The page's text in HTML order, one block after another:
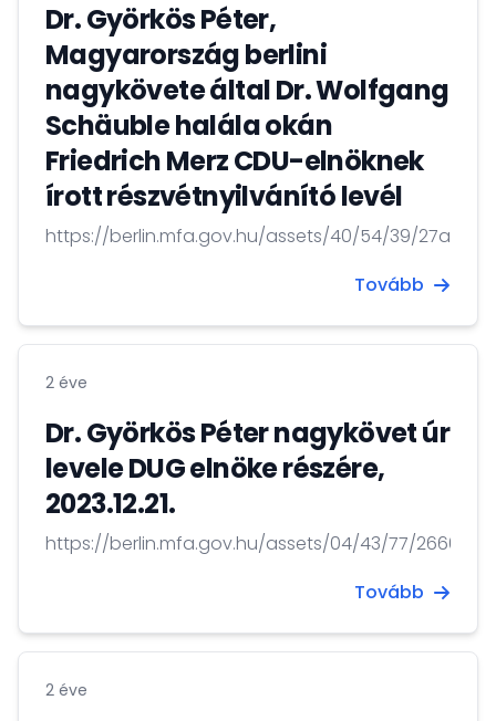
Dr. Györkös Péter,
Magyarország berlini
nagykövete által Dr. Wolfgang
Schäuble halála okán
Friedrich Merz CDU-elnöknek
írott részvétnyilvánító levél
https://berlin.mfa.gov.hu/assets/40/54/39/
Tovább
2 éve
Dr. Györkös Péter nagykövet úr
levele DUG elnöke részére,
2023.12.21.
https://berlin.mfa.gov.hu/assets/04/43/77/
Tovább
2 éve